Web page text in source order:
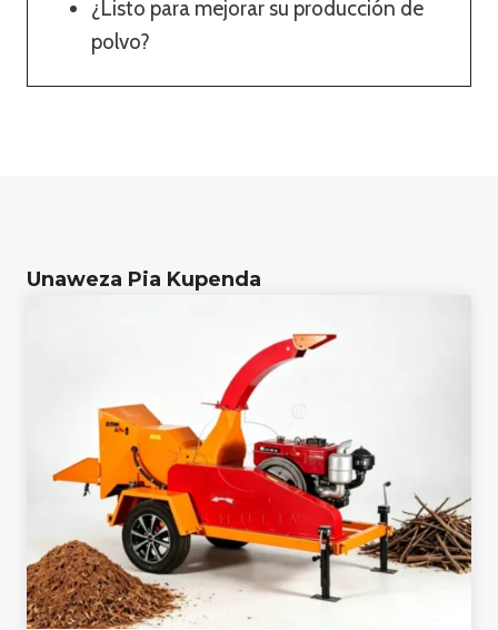
¿Listo para mejorar su producción de
polvo?
Unaweza Pia Kupenda